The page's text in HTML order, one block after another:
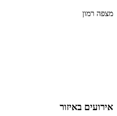
מצפה רמון
אירועים באיזור